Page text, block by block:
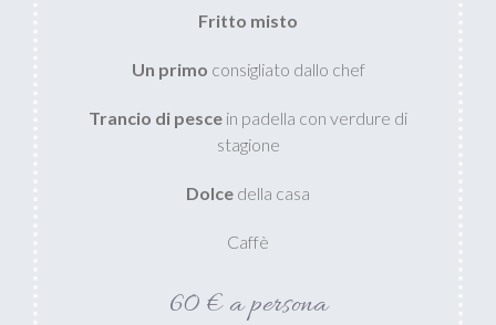
Fritto misto
Un primo consigliato dallo chef
Trancio di pesce in padella con verdure di
stagione
Dolce della casa
Caffè
60 € a persona